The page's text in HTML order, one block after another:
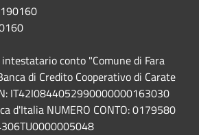
conto "Comune di Fara
di Credito Cooperativo di Carate
IT42I0844052990000000163030
d'Italia NUMERO CONTO: 0179580